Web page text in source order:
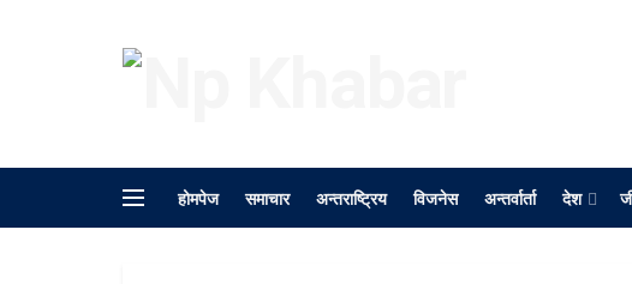
होमपेज समाचार अन्तराष्ट्रिय विजनेस अन्तर्वार्ता देश